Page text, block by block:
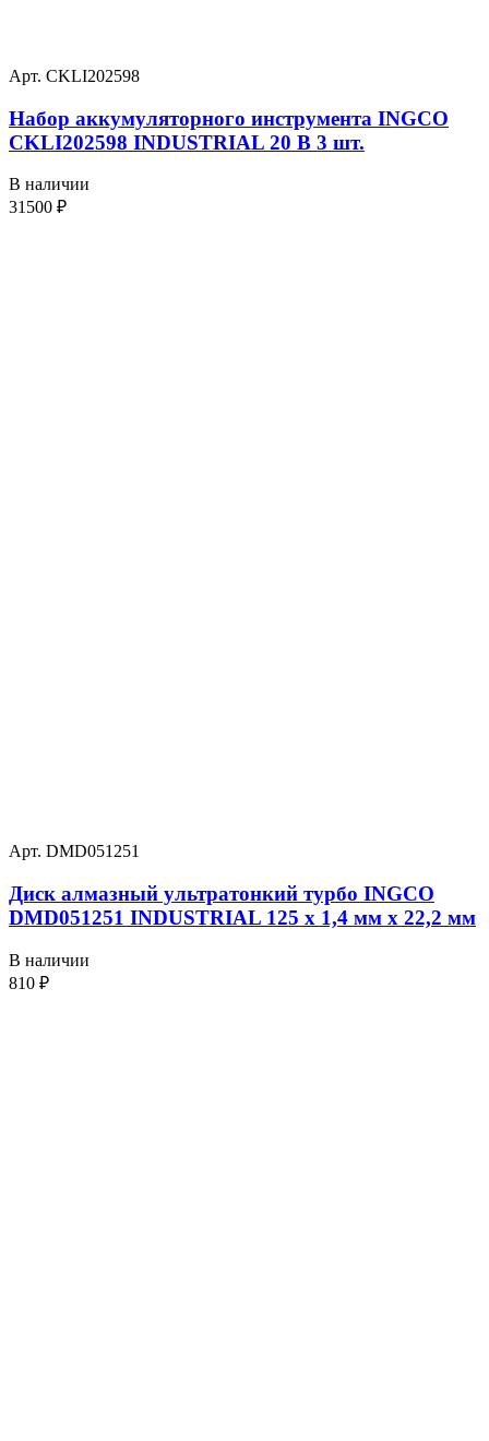
Арт. CKLI202598
Набор аккумуляторного инструмента INGCO
CKLI202598 INDUSTRIAL 20 В 3 шт.
В наличии
31500 ₽
Арт. DMD051251
Диск алмазный ультратонкий турбо INGCO
DMD051251 INDUSTRIAL 125 х 1,4 мм x 22,2 мм
В наличии
810 ₽